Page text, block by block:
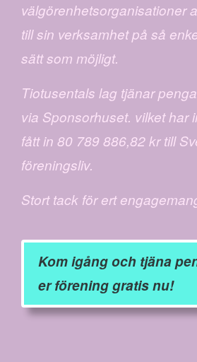
välgörenhetsorganisationer
till sin verksamhet på så
sätt som möjligt.
Tiotusentals lag tjänar
via Sponsorhuset. vilket har
fått in 80 789 886,82 kr till
föreningsliv.
Stort tack för ert
Kom igång och tjäna
er förening gratis nu!